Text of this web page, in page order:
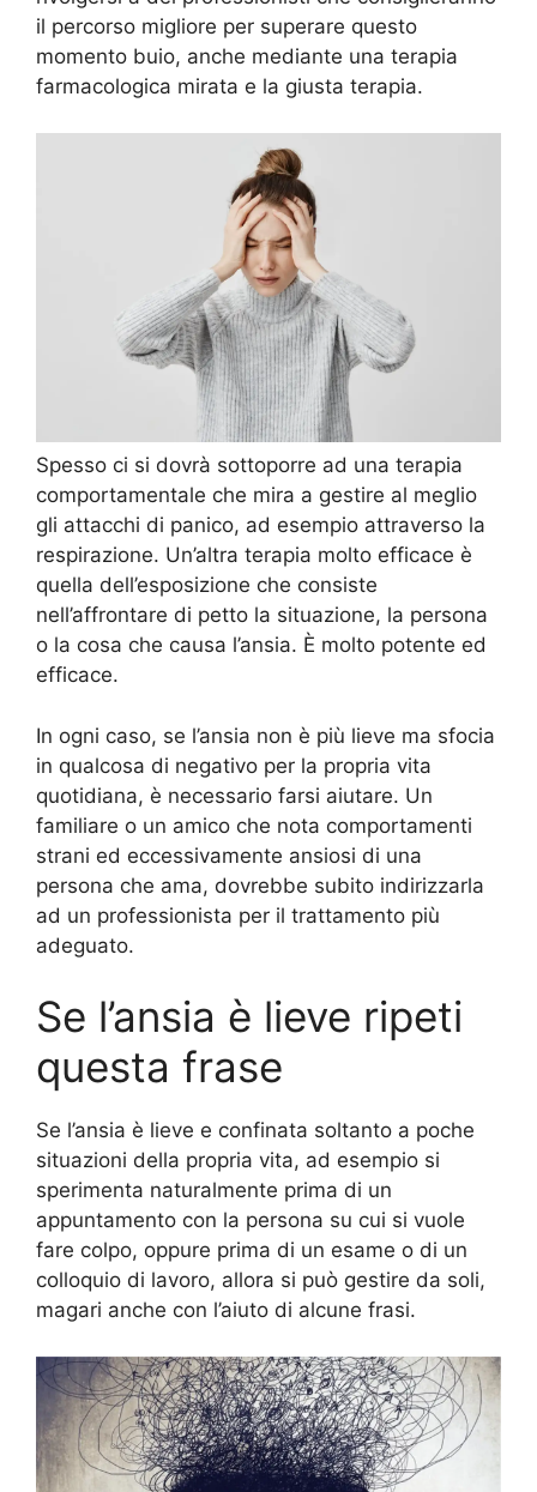
il percorso migliore per superare questo
momento buio, anche mediante una terapia
farmacologica mirata e la giusta terapia.
Spesso ci si dovrà sottoporre ad una terapia
comportamentale che mira a gestire al meglio
gli attacchi di panico, ad esempio attraverso la
respirazione. Un’altra terapia molto efficace è
quella dell’esposizione che consiste
nell’affrontare di petto la situazione, la persona
o la cosa che causa l’ansia. È molto potente ed
efficace.
In ogni caso, se l’ansia non è più lieve ma sfocia
in qualcosa di negativo per la propria vita
quotidiana, è necessario farsi aiutare. Un
familiare o un amico che nota comportamenti
strani ed eccessivamente ansiosi di una
persona che ama, dovrebbe subito indirizzarla
ad un professionista per il trattamento più
adeguato.
Se l’ansia è lieve ripeti
questa frase
Se l’ansia è lieve e confinata soltanto a poche
situazioni della propria vita, ad esempio si
sperimenta naturalmente prima di un
appuntamento con la persona su cui si vuole
fare colpo, oppure prima di un esame o di un
colloquio di lavoro, allora si può gestire da soli,
magari anche con l’aiuto di alcune frasi.